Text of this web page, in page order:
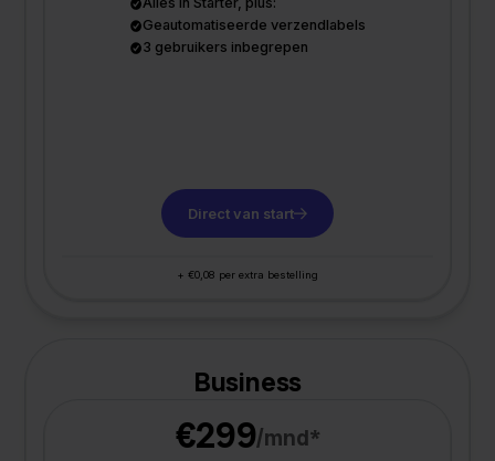
Geautomatiseerde verzendlabels
3 gebruikers inbegrepen
Direct van start
+ €0,08 per extra bestelling
Business
€299/mnd*